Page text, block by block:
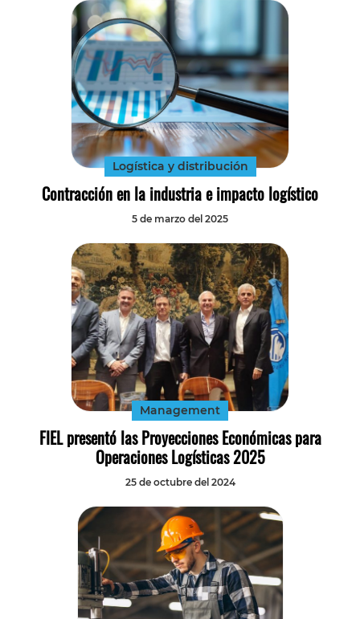
Logística y distribución
Contracción en la industria e impacto logístico
5 de marzo del 2025
Management
FIEL presentó las Proyecciones Económicas para
Operaciones Logísticas 2025
25 de octubre del 2024